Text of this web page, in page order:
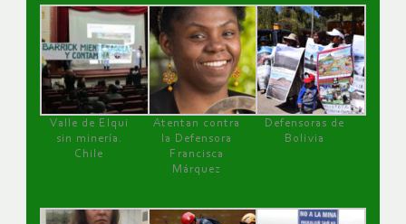
Valle de Elqui
sin minería.
Chile
Atentan contra
la Defensora
Francisca
Márquez
Defensoras de
Bolivia